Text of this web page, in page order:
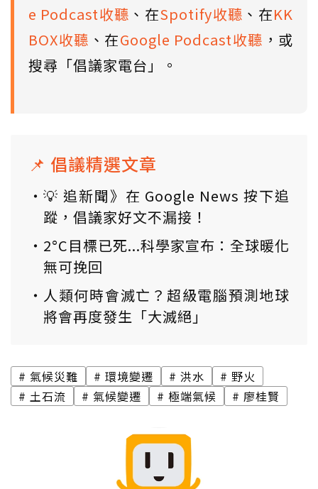
e Podcast收聽 、在Spotify收聽 、在KK
BOX收聽 、在Google Podcast收聽 ，或
搜尋「倡議家電台」。
📌 倡議精選文章
💡 追新聞》在 Google News 按下追
蹤，倡議家好文不漏接！
2°C目標已死...科學家宣布：全球暖化
無可挽回
人類何時會滅亡？超級電腦預測地球
將會再度發生「大滅絕」
氣候災難 環境變遷 洪水
野火
土石流
氣候變遷 極端氣候 廖桂賢